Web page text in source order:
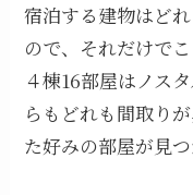
宿泊する建物はど
ので、それだけで
４棟16部屋はノス
らもどれも間取り
た好みの部屋が見つ